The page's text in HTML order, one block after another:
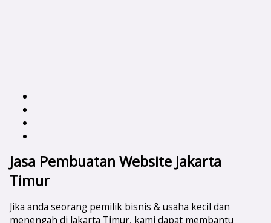
Jasa Pembuatan Website Jakarta
Timur
Jika anda seorang pemilik bisnis & usaha kecil dan
menengah di Jakarta Timur, kami dapat membantu